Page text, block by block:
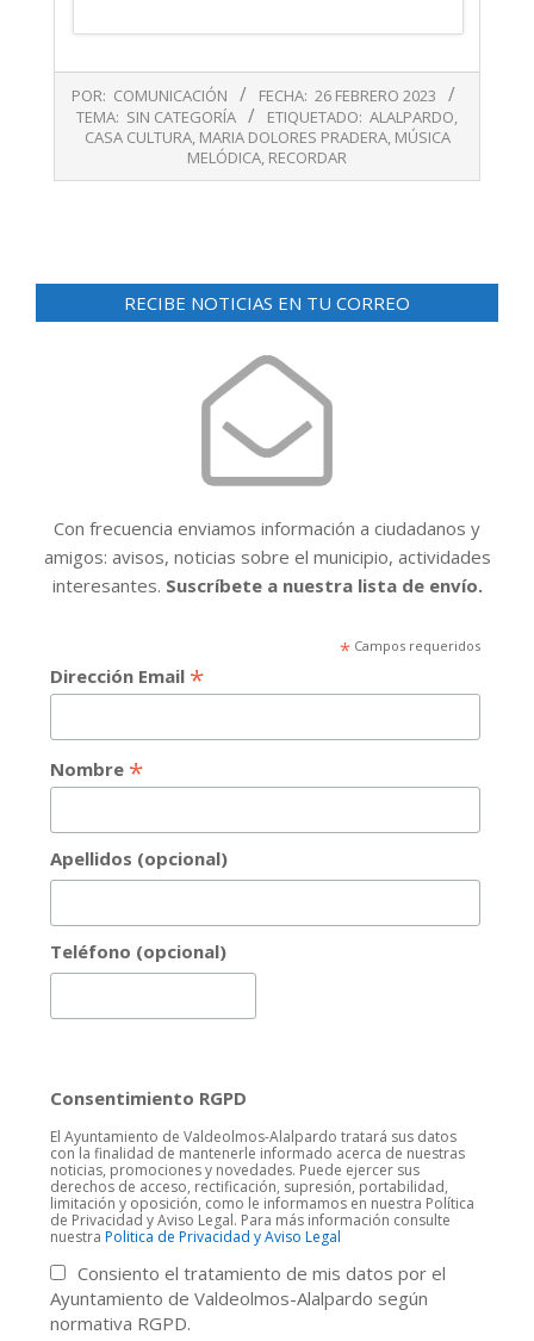
02-
POR: COMUNICACIÓN FECHA: 26 FEBRERO 2023
TEMA: SIN CATEGORÍA ETIQUETADO: ALALPARDO
CASA CULTURA, MARIA DOLORES PRADERA, MÚSICA
MELÓDICA RECORDAR
RECIBE NOTICIAS EN TU CORREO
Con frecuencia enviamos información a ciudadanos y
amigos: avisos, noticias sobre el municipio, actividades
interesantes. Suscríbete a nuestra lista de envío.
*Campos requeridos
Dirección Email *
Nombre *
Apellidos (opcional)
Teléfono (opcional)
Consentimiento RGPD
El Ayuntamiento de Valdeolmos-Alalpardo tratará sus datos
con la finalidad de mantenerle informado acerca de nuestras
noticias, promociones y novedades. Puede ejercer sus
derechos de acceso, rectificación, supresión, portabilidad,
limitación y oposición, como le informamos en nuestra Política
de Privacidad y Aviso Legal. Para más información consulte
nuestra Politica de Privacidad y Aviso Legal
Consiento el tratamiento de mis datos por el
Ayuntamiento de Valdeolmos-Alalpardo según
normativa RGPD.